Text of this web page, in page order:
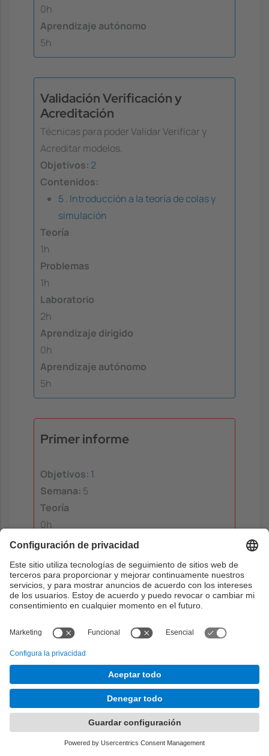
0h
Aprendizaje autónomo
5h
Validación Verificación y
Acreditación
Técnicas para poder Validar Verificar y
Acreditar modelos.
Objetivos: 2
Contenidos:
5 . Introducción a la teoría de colas y
simulación
Teoría
1h
Problemas
1h
Laboratorio
2h
Aprendizaje dirigido
0h
Aprendizaje autónomo
5h
Primer informe
Objetivos: 1
Semana: 5
Teoría
0h
Problemas
Laboratorio
0h
Aprendizaje dirigido
Aprendizaje autónomo
0h
Segundo informe
Objetivos: 2